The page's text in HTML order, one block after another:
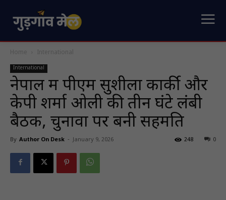
Home International
International
नेपाल में पीएम सुशीला कार्की और
केपी शर्मा ओली की तीन घंटे लंबी
बैठक, चुनावों पर बनी सहमति
By Author On Desk - January 9, 2026 0
248